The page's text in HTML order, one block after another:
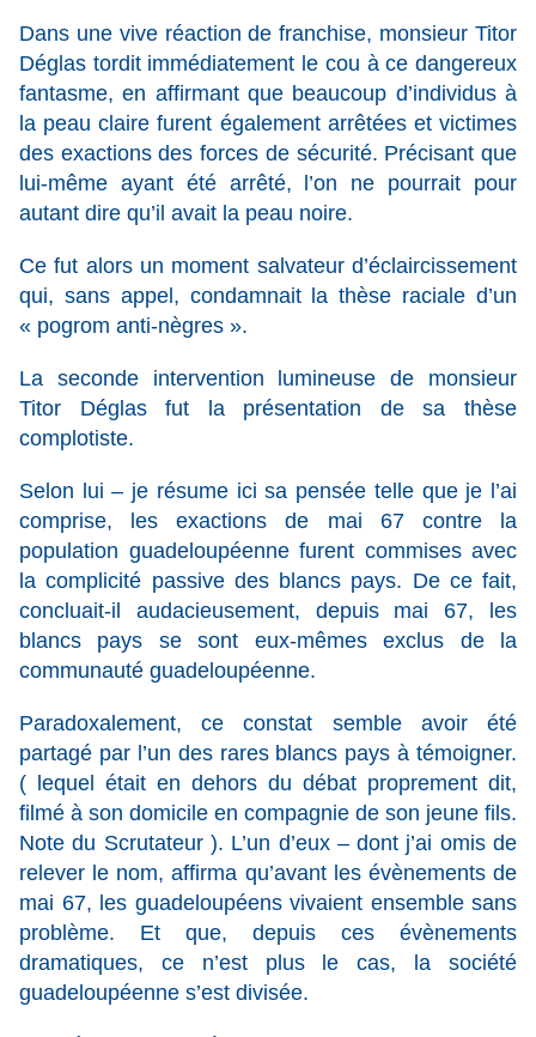
Dans une vive réaction de franchise, monsieur Titor
Déglas tordit immédiatement le cou à ce dangereux
fantasme, en affirmant que beaucoup d’individus à
la peau claire furent également arrêtées et victimes
des exactions des forces de sécurité. Précisant que
lui-même ayant été arrêté, l’on ne pourrait pour
autant dire qu’il avait la peau noire.
Ce fut alors un moment salvateur d’éclaircissement
qui, sans appel, condamnait la thèse raciale d’un
« pogrom anti-nègres ».
La seconde intervention lumineuse de monsieur
Titor Déglas fut la présentation de sa thèse
complotiste.
Selon lui – je résume ici sa pensée telle que je l’ai
comprise, les exactions de mai 67 contre la
population guadeloupéenne furent commises avec
la complicité passive des blancs pays. De ce fait,
concluait-il audacieusement, depuis mai 67, les
blancs pays se sont eux-mêmes exclus de la
communauté guadeloupéenne.
Paradoxalement, ce constat semble avoir été
partagé par l’un des rares blancs pays à témoigner.
( lequel était en dehors du débat proprement dit,
filmé à son domicile en compagnie de son jeune fils.
Note du Scrutateur ). L’un d’eux – dont j’ai omis de
relever le nom, affirma qu’avant les évènements de
mai 67, les guadeloupéens vivaient ensemble sans
problème. Et que, depuis ces évènements
dramatiques, ce n’est plus le cas, la société
guadeloupéenne s’est divisée.